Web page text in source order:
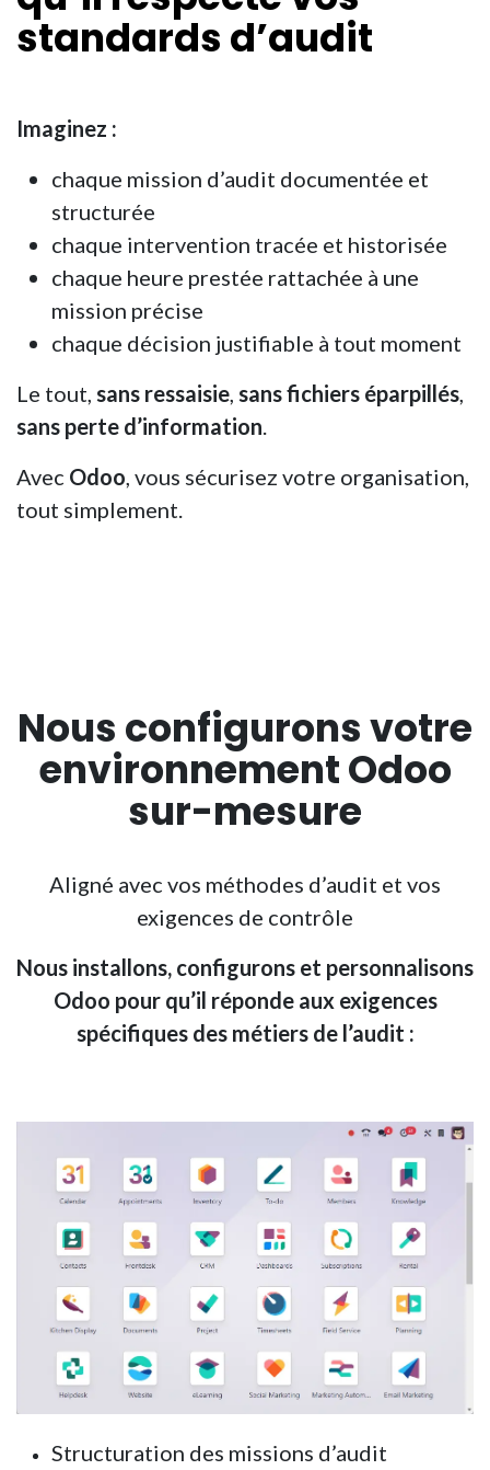
standards d’audit
Imaginez :
chaque mission d’audit documentée et
structurée
chaque intervention tracée et historisée
chaque heure prestée rattachée à une
mission précise
chaque décision justifiable à tout moment
Le tout, sans ressaisie, sans fichiers éparpillés,
sans perte d’information.
Avec Odoo, vous sécurisez votre organisation,
tout simplement.
Nous configurons votre
environnement Odoo
sur-mesure
Aligné avec vos méthodes d’audit et vos
exigences de contrôle
Nous installons, configurons et personnalisons
Odoo pour qu’il réponde aux exigences
spécifiques des métiers de l’audit :
Structuration des missions d’audit